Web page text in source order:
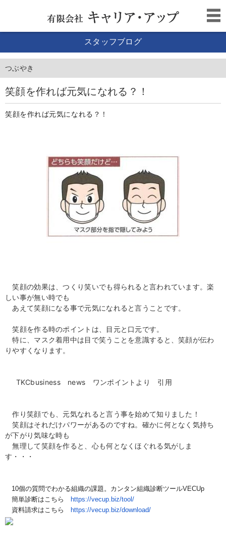
スタッフブログ
つぶやき
笑顔を作れば元気になれる？！
笑顔を作れば元気になれる？！
笑顔の効果は、つくり笑いでも得られると言われています。楽
しい事が無い時でも
あえて笑顔になる事で元気になれると言うことです。
笑顔を作る時のポイントは、目元と口元です。
特に、マスク着用中は目で笑うことを意識すると、笑顔が伝わ
りやすくなります。
TKCbusiness news ワンポイントより 引用
作り笑顔でも、元気なれると言う事を始めて知りました！
笑顔はそれだけパワーがあるのですね。確かに何となく気持ち
が下がり気味な時も
無理して笑顔を作ると、心も何となくほぐれる気がしま
す・・・
10個の質問でわかる組織の課題。 カンタン組織診断ツールVECUp
簡単診断はこちら
https://vecup.biz/tool/
資料請求はこちら
https://vecup.biz/download/